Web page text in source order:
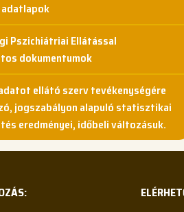
Pszichiátriai Ellátással
dokumentumok
ellátó szerv tevékenységére
jogszabályon alapuló statisztikai
eredményei, időbeli változásuk.